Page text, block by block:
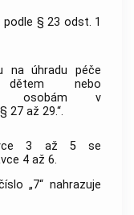
§ 23 odst. 1
na úhradu péče
dětem nebo
osobám v
27 až 29.“.
3 až 5 se
4 až 6.
„7“ nahrazuje